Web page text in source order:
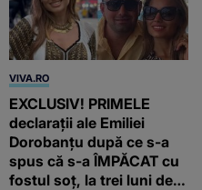
VIVA.RO
EXCLUSIV! PRIMELE
declarații ale Emiliei
Dorobanțu după ce s-a
spus că s-a ÎMPĂCAT cu
fostul soț, la trei luni de